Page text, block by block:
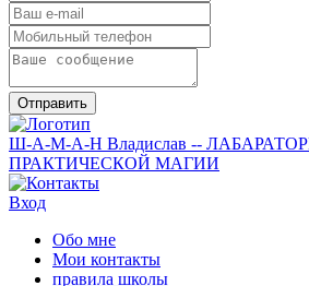
Отправить
Ш-А-М-А-Н Владислав --
ПРАКТИЧЕСКОЙ МАГИИ
Вход
Обо мне
Мои контакты
правила школы